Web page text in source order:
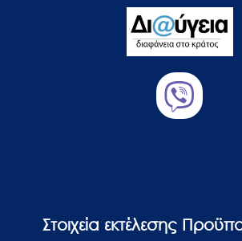
Στοιχεία εκτέλεσης